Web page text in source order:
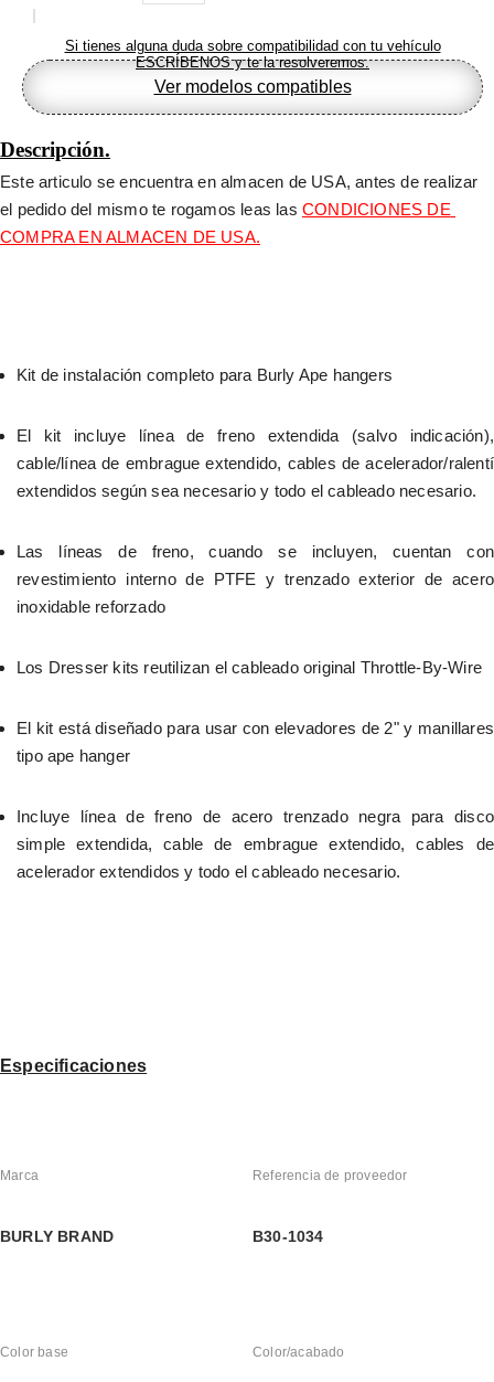
Si tienes alguna duda sobre compatibilidad con tu vehículo
ESCRÍBENOS y te la resolveremos.
Ver modelos compatibles
Descripción.
Este articulo se encuentra en almacen de USA, antes de realizar
el pedido del mismo te rogamos leas las CONDICIONES DE
COMPRA EN ALMACEN DE USA.
Kit de instalación completo para Burly Ape hangers
El kit incluye línea de freno extendida (salvo indicación),
cable/línea de embrague extendido, cables de acelerador/ralentí
extendidos según sea necesario y todo el cableado necesario.
Las líneas de freno, cuando se incluyen, cuentan con
revestimiento interno de PTFE y trenzado exterior de acero
inoxidable reforzado
Los Dresser kits reutilizan el cableado original Throttle-By-Wire
El kit está diseñado para usar con elevadores de 2" y manillares
tipo ape hanger
Incluye línea de freno de acero trenzado negra para disco
simple extendida, cable de embrague extendido, cables de
acelerador extendidos y todo el cableado necesario.
Especificaciones
Marca
BURLY BRAND
Referencia de proveedor
B30-1034
Color base Color/acabado